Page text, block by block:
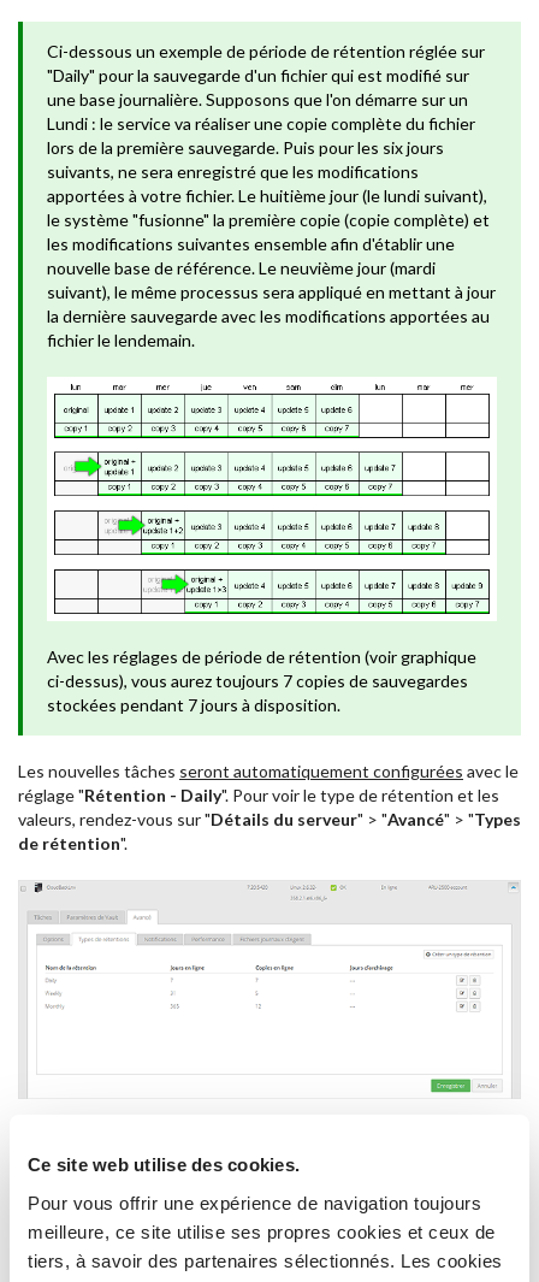
Ce site web utilise des cookies.
Pour vous offrir une expérience de navigation toujours
meilleure, ce site utilise ses propres cookies et ceux de
tiers, à savoir des partenaires sélectionnés. Les cookies
Ci-dessous un exemple de période de rétention réglée sur
"Daily" pour la sauvegarde d'un fichier qui est modifié sur
une base journalière. Supposons que l'on démarre sur un
Lundi : le service va réaliser une copie complète du fichier
lors de la première sauvegarde. Puis pour les six jours
suivants, ne sera enregistré que les modifications
apportées à votre fichier. Le huitième jour (le lundi suivant),
le système "fusionne" la première copie (copie complète) et
les modifications suivantes ensemble afin d'établir une
nouvelle base de référence. Le neuvième jour (mardi
suivant), le même processus sera appliqué en mettant à jour
la dernière sauvegarde avec les modifications apportées au
fichier le lendemain.
Avec les réglages de période de rétention (voir graphique
ci-dessus), vous aurez toujours 7 copies de sauvegardes
stockées pendant 7 jours à disposition.
Les nouvelles tâches seront automatiquement configurées avec le
réglage "Rétention - Daily". Pour voir le type de rétention et les
valeurs, rendez-vous sur "Détails du serveur" > "Avancé" > "Types
de rétention".
Cliquer sur l'icône "Modifier le type de rétention
Pour que la fenêtre d'édition s'ouvre, modifiez les paramètres et
confirmez en cliquant sur "Enregistrer".